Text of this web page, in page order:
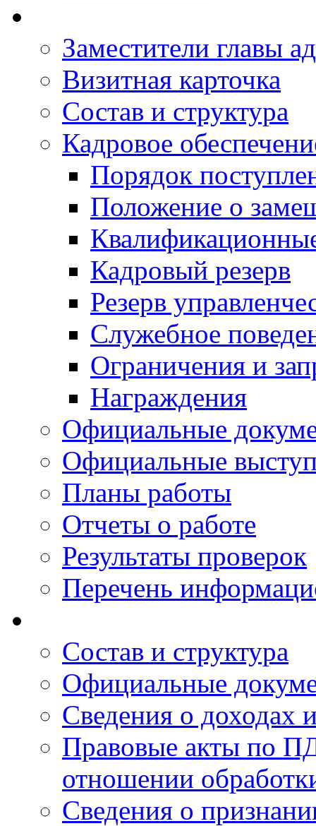
Заместители главы
Визитная карточка
Состав и структура
Кадровое
Порядок
Положение о
Кадровый резерв
Резерв
Служебное
Ограничения и
Награждения
Официальные
Официальные
Планы работы
Отчеты о работе
Результаты проверок
Перечень
Состав и структура
Официальные
Сведения о доходах
Правовые акты по
отношении
Сведения о